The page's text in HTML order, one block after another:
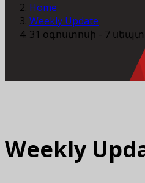
Home
Weekly Update
31 օգոստոսի - 7
Weekly